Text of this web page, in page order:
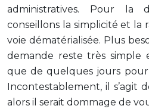
administratives. Pour la
conseillons la simplicité et la
voie dématérialisée. Plus
demande reste très simple
que de quelques jours
Incontestablement, il s’agit
alors il serait dommage de